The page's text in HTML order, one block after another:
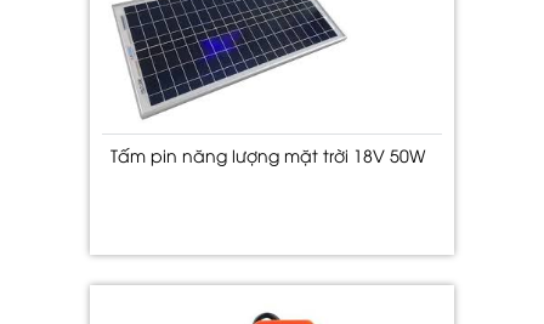
Tấm pin năng lượng mặt trời 18V 50W